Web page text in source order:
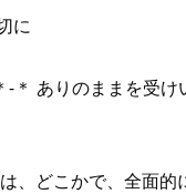
に
-＊ ありのままを受
、どこかで、全面的